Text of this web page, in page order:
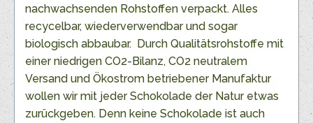
nachwachsenden Rohstoffen verpackt. Alles
recycelbar, wiederverwendbar und sogar
biologisch abbaubar. Durch Qualitätsrohstoffe mit
einer niedrigen CO2-Bilanz, CO2 neutralem
Versand und Ökostrom betriebener Manufaktur
wollen wir mit jeder Schokolade der Natur etwas
zurückgeben. Denn keine Schokolade ist auch